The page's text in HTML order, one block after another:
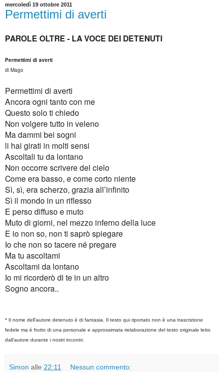
mercoledì 19 ottobre 2011
Permettimi di averti
PAROLE OLTRE - LA VOCE DEI DETENUTI
Permettimi di averti
di Mago
Permettimi di averti
Ancora ogni tanto con me
Questo solo ti chiedo
Non volgere tutto in veleno
Ma dammi bei sogni
li hai girati in molti sensi
Ascoltali tu da lontano
Non occorre scrivere del cielo
Come era basso, e come corto niente
Sì, sì, era scherzo, grazia all’infinito
Sì il mondo in un riflesso
E perso diffuso e muto
Muto di giorni, nel mezzo inferno della luce
E io non so, non ti saprò spiegare
Io che non so tacere né pregare
Ma tu ascoltami
Ascoltami da lontano
Io mi ricorderò di te in un altro
Sogno ancora..
* Il nome dell'autore detenuto è di fantasia. Il testo qui riportato non è una trascrizione
fedele ma è frutto di una personale e approssimata rielaborazione del testo originale letto
dall'autore durante i nostri incontri.
Simon alle 22:11 Nessun commento: